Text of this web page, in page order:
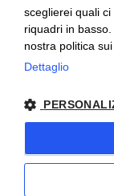
P.IVA
sceglierei quali
riquadri in
nostra politica
Dettaglio